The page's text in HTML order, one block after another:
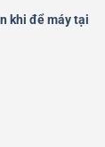
khi để máy tại